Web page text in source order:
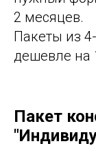
2 месяцев.
Пакеты из
дешевле на
Пакет